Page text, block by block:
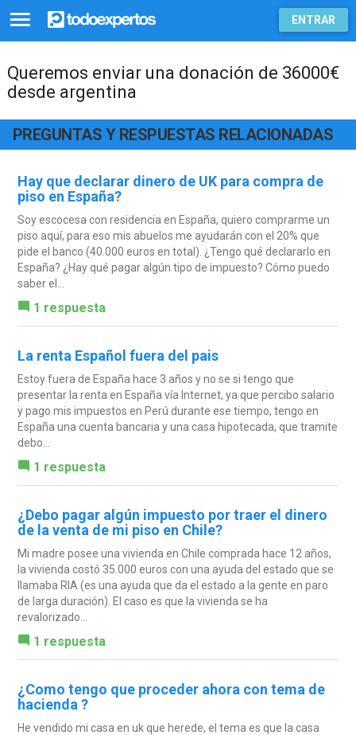
ENTRAR
Queremos enviar una donación de 36000€
desde argentina
PREGUNTAS Y RESPUESTAS RELACIONADAS
Hay que declarar dinero de UK para compra de
piso en España?
Soy escocesa con residencia en España, quiero comprarme un
piso aquí, para eso mis abuelos me ayudarán con el 20% que
pide el banco (40.000 euros en total). ¿Tengo qué declararlo en
España? ¿Hay qué pagar algún tipo de impuesto? Cómo puedo
saber el...
1 respuesta
La renta Español fuera del pais
Estoy fuera de España hace 3 años y no se si tengo que
presentar la renta en España vía Internet, ya que percibo salario
y pago mis impuestos en Perú durante ese tiempo, tengo en
España una cuenta bancaria y una casa hipotecada, que tramite
debo...
1 respuesta
¿Debo pagar algún impuesto por traer el dinero
de la venta de mi piso en Chile?
Mi madre posee una vivienda en Chile comprada hace 12 años,
la vivienda costó 35.000 euros con una ayuda del estado que se
llamaba RIA (es una ayuda que da el estado a la gente en paro
de larga duración). El caso es que la vivienda se ha
revalorizado...
1 respuesta
¿Como tengo que proceder ahora con tema de
hacienda ?
He vendido mi casa en uk que herede, el tema es que la casa